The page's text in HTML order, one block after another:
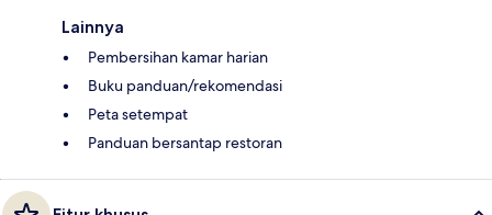
Lainnya
Pembersihan kamar harian
Buku panduan/rekomendasi
Peta setempat
Panduan bersantap restoran